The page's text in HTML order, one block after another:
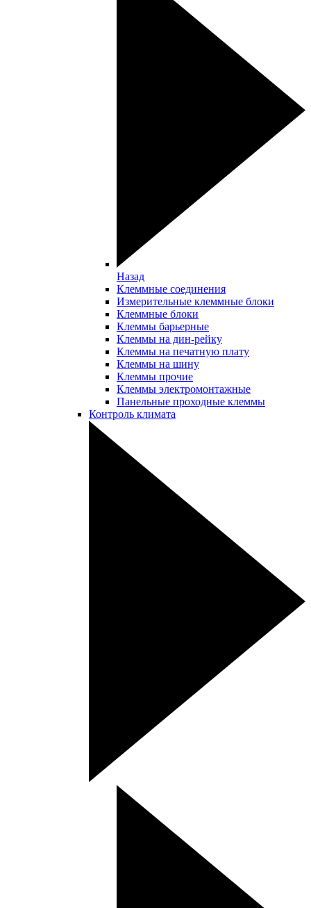
Назад
Клеммные соединения
Измерительные клеммные блоки
Клеммные блоки
Клеммы барьерные
Клеммы на дин-рейку
Клеммы на печатную плату
Клеммы на шину
Клеммы прочие
Клеммы электромонтажные
Панельные проходные клеммы
Контроль климата